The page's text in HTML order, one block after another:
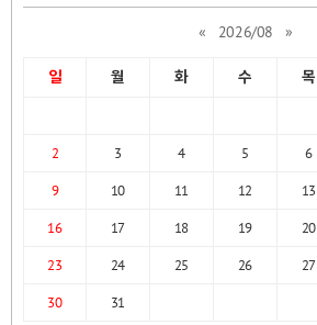
« 2026/08 »
일 월 화 수 목
2
3 4 5 6
9
10 11 12 13
16
17 18 19 20
23
24 25 26 27
30
31